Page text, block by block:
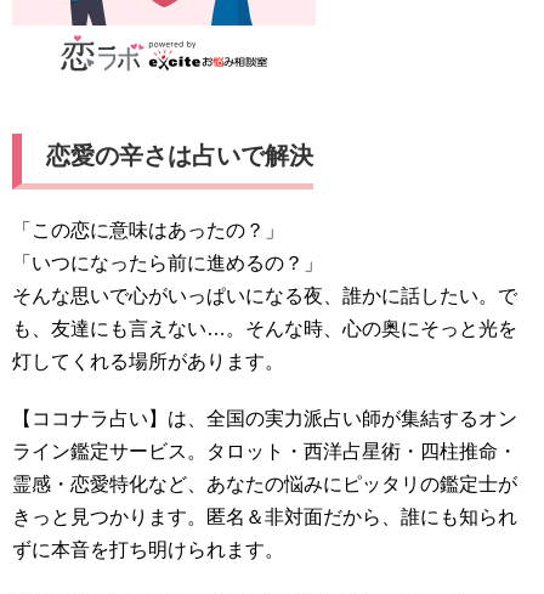
恋愛の辛さは占いで解決
「この恋に意味はあったの？」
「いつになったら前に進めるの？」
そんな思いで心がいっぱいになる夜、誰かに話したい。で
も、友達にも言えない…。そんな時、心の奥にそっと光を
灯してくれる場所があります。
【ココナラ占い】は、全国の実力派占い師が集結するオン
ライン鑑定サービス。タロット・西洋占星術・四柱推命・
霊感・恋愛特化など、あなたの悩みにピッタリの鑑定士が
きっと見つかります。匿名＆非対面だから、誰にも知られ
ずに本音を打ち明けられます。